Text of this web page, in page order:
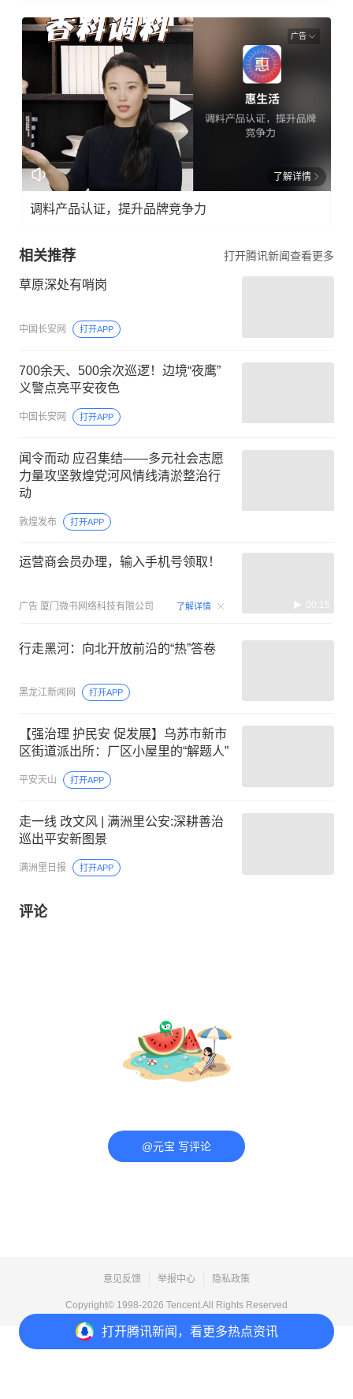
打开腾讯新闻，看更多热点资讯
广告
了解详情
调料产品认证，提升品牌竞争力
相关推荐 打开腾讯新闻查看更多
草原深处有哨岗
中国长安网 打开APP
700余天、500余次巡逻！边境“夜鹰”
义警点亮平安夜色
中国长安网 打开APP
闻令而动 应召集结——多元社会志愿
力量攻坚敦煌党河风情线清淤整治行
动
敦煌发布 打开APP
运营商会员办理，输入手机号领取！
广告 厦门微书网络科技有限公司 了解详情 00:15
行走黑河：向北开放前沿的“热”答卷
黑龙江新闻网 打开APP
【强治理 护民安 促发展】乌苏市新市
区街道派出所：厂区小屋里的“解题人”
平安天山 打开APP
走一线 改文风 | 满洲里公安:深耕善治
巡出平安新图景
满洲里日报 打开APP
评论
@元宝 写评论
意见反馈 举报中心 隐私政策
Copyright© 1998-2026 Tencent.All Rights Reserved